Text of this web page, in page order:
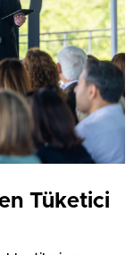
Tüketici